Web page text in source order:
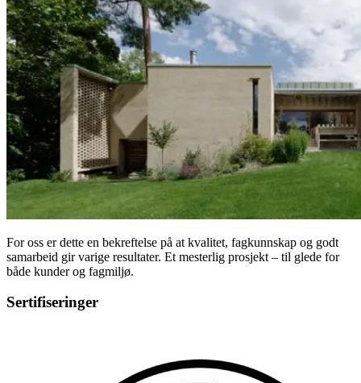
For oss er dette en bekreftelse på at kvalitet, fagkunnskap og godt
samarbeid gir varige resultater. Et mesterlig prosjekt – til glede for
både kunder og fagmiljø.
Sertifiseringer